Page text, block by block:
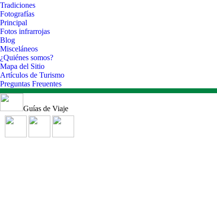
Tradiciones
Fotografías
Principal
Fotos infrarrojas
Blog
Misceláneos
¿Quiénes somos?
Mapa del Sitio
Artículos de Turismo
Preguntas Freuentes
Guías de Viaje